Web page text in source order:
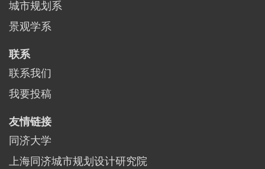
城市规划系
景观学系
联系
联系我们
我要投稿
友情链接
同济大学
上海同济城市规划设计研究院